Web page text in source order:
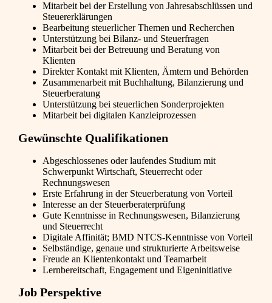
Mitarbeit bei der Erstellung von Jahresabschlüssen und
Steuererklärungen
Bearbeitung steuerlicher Themen und Recherchen
Unterstützung bei Bilanz- und Steuerfragen
Mitarbeit bei der Betreuung und Beratung von
Klienten
Direkter Kontakt mit Klienten, Ämtern und Behörden
Zusammenarbeit mit Buchhaltung, Bilanzierung und
Steuerberatung
Unterstützung bei steuerlichen Sonderprojekten
Mitarbeit bei digitalen Kanzleiprozessen
Gewünschte Qualifikationen
Abgeschlossenes oder laufendes Studium mit
Schwerpunkt Wirtschaft, Steuerrecht oder
Rechnungswesen
Erste Erfahrung in der Steuerberatung von Vorteil
Interesse an der Steuerberaterprüfung
Gute Kenntnisse in Rechnungswesen, Bilanzierung
und Steuerrecht
Digitale Affinität; BMD NTCS-Kenntnisse von Vorteil
Selbständige, genaue und strukturierte Arbeitsweise
Freude an Klientenkontakt und Teamarbeit
Lernbereitschaft, Engagement und Eigeninitiative
Job Perspektive